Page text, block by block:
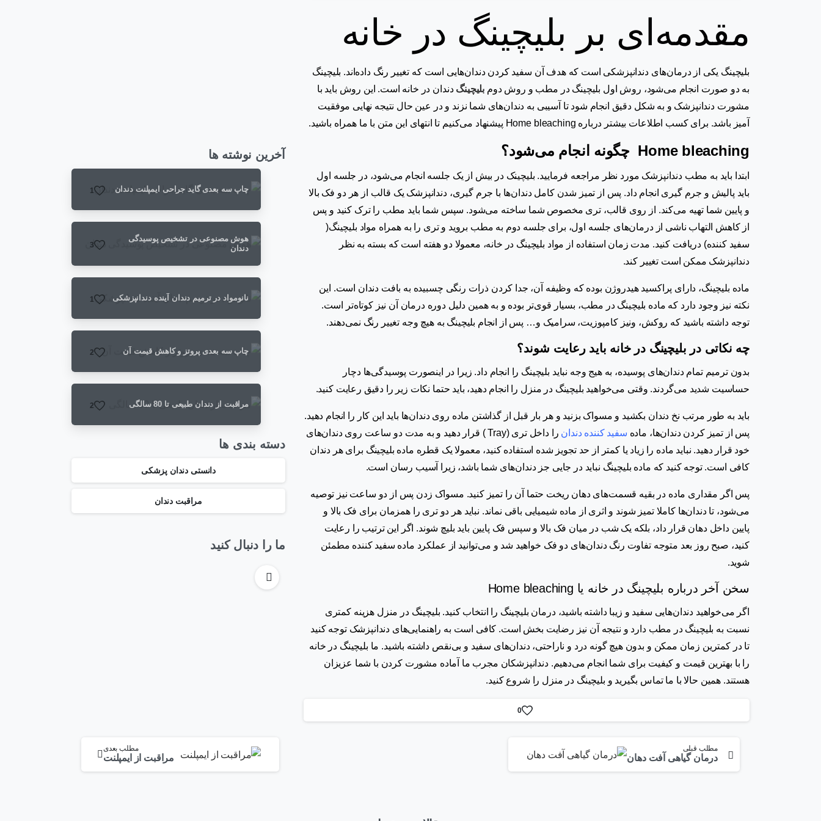
مقدمه‌ای بر بلیچینگ در خانه
بلیچینگ یکی از درمان‌های دندانپزشکی است که هدف آن سفید کردن دندان‌هایی است که تغییر رنگ داده‌اند. بلیچینگ
به دو صورت انجام می‌شود، روش اول بلیچینگ در مطب و روش دوم بلیچینگ دندان در خانه است. این روش باید با
مشورت دندانپزشک و به شکل دقیق انجام شود تا آسیبی به دندان‌های شما نزند و در عین حال نتیجه نهایی موفقیت
آمیز باشد.‌ برای کسب اطلاعات بیشتر درباره Home bleaching پیشنهاد می‌کنیم تا انتهای این متن با ما همراه باشید.
Home bleaching چگونه انجام می‌شود؟
ابتدا باید به مطب دندانپزشک مورد نظر مراجعه فرمایید. بلیچینک در بیش از یک جلسه انجام می‌شود، در جلسه اول
باید پالیش و جرم گیری انجام داد. پس از تمیز شدن کامل دندان‌ها با جرم گیری، دندانپزشک یک قالب از هر دو فک بالا
و پایین شما تهیه می‌کند. از روی قالب، تری مخصوص شما ساخته می‌شود. سپس شما باید مطب را ترک کنید و پس
از کاهش التهاب ناشی از درمان‌های جلسه اول، برای جلسه دوم به مطب بروید و تری را به همراه مواد بلیچینگ(
سفید کننده) دریافت کنید. مدت زمان استفاده از مواد بلیچینگ در خانه، معمولا دو هفته است که بسته به نظر
دندانپزشک ممکن است تغییر کند.
ماده بلیچینگ، دارای پراکسید هیدروژن بوده که وظیفه آن، جدا کردن ذرات رنگی چسبیده به بافت دندان است. این
نکته نیز وجود دارد که ماده بلیچینگ در مطب، بسیار قوی‌تر بوده و به همین دلیل دوره درمان آن نیز کوتاه‌تر است.
توجه داشته باشید که روکش، ونیز کامپوزیت، سرامیک و… پس از انجام بلیچینگ به هیچ وجه تغییر رنگ نمی‌دهند.
چه نکاتی در بلیچینگ در خانه باید رعایت شوند؟
بدون ترمیم تمام دندان‌های پوسیده، به هیج وجه نباید بلیچینگ را انجام داد. زیرا در اینصورت پوسیدگی‌ها دچار
حساسیت شدید می‌گردند. وقتی می‌خواهید بلیچینگ در منزل را انجام دهید، باید حتما نکات زیر را دقیق رعایت کنید.
باید به طور مرتب نخ دندان بکشید و مسواک بزنید و هر بار قبل از گذاشتن ماده روی دندان‌ها باید این کار را انجام دهید.
پس از تمیز کردن دندان‌ها، ماده سفید کننده دندان
را داخل تری (Tray ) قرار دهید و به مدت دو ساعت روی دندان‌های
خود قرار دهید. نباید ماده را زیاد یا کمتر از حد تجویز شده استفاده کنید، معمولا یک قطره ماده بلیچینگ برای هر دندان
کافی است. توجه کنید که ماده بلیچینگ نباید در جایی جز دندان‌های شما باشد، زیرا آسیب رسان است.
پس اگر مقداری ماده در بقیه قسمت‌های دهان ریخت حتما آن را تمیز کنید. مسواک زدن پس از دو ساعت نیز توصیه
می‌شود، تا دندان‌ها کاملا تمیز شوند و اثری از ماده شیمیایی باقی نماند. نباید هر دو تری را همزمان برای فک بالا و
پایین داخل دهان قرار داد، بلکه یک شب در میان فک بالا و سپس فک پایین باید بلیچ شوند. اگر این ترتیب را رعایت
کنید، صبح روز بعد متوجه تفاوت رنگ دندان‌های دو فک خواهید شد و می‌توانید از عملکرد ماده سفید کننده مطمئن
شوید.
سخن آخر درباره بلیچینگ در خانه یا Home bleaching
اگر می‌خواهید دندان‌هایی سفید و زیبا داشته باشید، درمان بلیچینگ را انتخاب کنید. بلیچینگ در منزل هزینه کمتری
نسبت به بلیچینگ در مطب دارد و نتیجه آن نیز رضایت بخش است. کافی است به راهنمایی‌های دندانپزشک توجه کنید
تا در کمترین زمان ممکن و بدون هیچ گونه درد و ناراحتی، دندان‌های سفید و بی‌نقص داشته باشید. ما بلیچینگ در خانه
را با بهترین قیمت و کیفیت برای شما انجام می‌دهیم. دندانپزشکان مجرب ما آماده مشورت کردن با شما عزیزان
هستند. همین حالا با ما تماس بگیرید و بلیچینگ در منزل را شروع کنید.
0
آخرین نوشته ها
چاپ سه بعدی گاید جراحی ایمپلنت دندان 1
هوش مصنوعی در تشخیص پوسیدگی
دندان
3
نانومواد در ترمیم دندان آینده دندانپزشکی 1
چاپ سه بعدی پروتز و کاهش قیمت آن 2
مراقبت از دندان طبیعی تا 80 سالگی 2
دسته بندی ها
دانستی دندان پزشکی
مراقبت دندان
ما را دنبال کنید
مطلب قبلی
درمان گیاهی آفت دهان
مطلب بعدی
مراقبت از ایمپلنت